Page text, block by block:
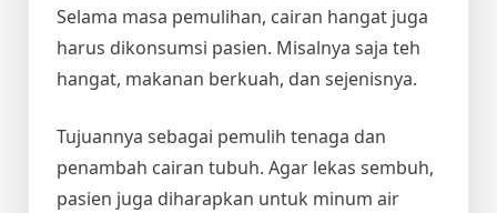
Selama masa pemulihan, cairan hangat juga
harus dikonsumsi pasien. Misalnya saja teh
hangat, makanan berkuah, dan sejenisnya.
Tujuannya sebagai pemulih tenaga dan
penambah cairan tubuh. Agar lekas sembuh,
pasien juga diharapkan untuk minum air